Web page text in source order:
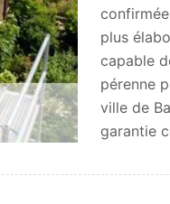
plus
capable
pérenne
ville de
garantie